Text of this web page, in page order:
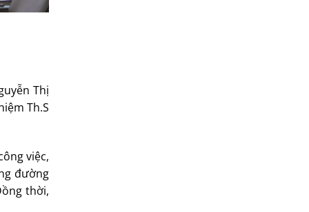
Thị
Th.S
việc,
đường
thời,